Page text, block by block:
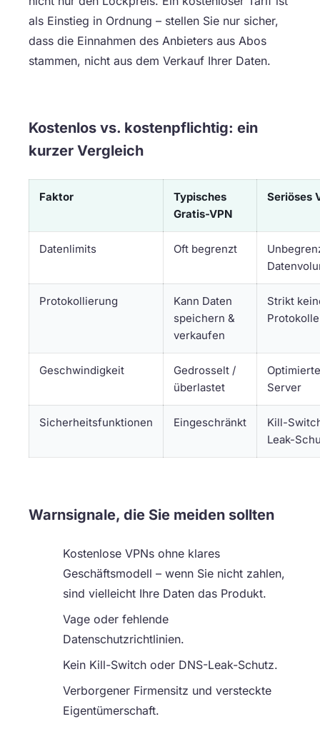
als Einstieg in Ordnung – stellen Sie nur sicher,
dass die Einnahmen des Anbieters aus Abos
stammen, nicht aus dem Verkauf Ihrer Daten.
Kostenlos vs. kostenpflichtig: ein
kurzer Vergleich
Faktor
Typisches
Gratis-VPN
Seriöses
Datenlimits Oft begrenzt
Protokollierung
Kann Daten
speichern &
verkaufen
Strikt
Protokolle
Geschwindigkeit
Gedrosselt /
überlastet
Optimierte
Server
Sicherheitsfunktionen Eingeschränkt
Kill-
Leak-
Warnsignale, die Sie meiden sollten
Kostenlose VPNs ohne klares
Geschäftsmodell – wenn Sie nicht zahlen,
sind vielleicht Ihre Daten das Produkt.
Vage oder fehlende
Datenschutzrichtlinien.
Kein Kill-Switch oder DNS-Leak-Schutz.
Verborgener Firmensitz und versteckte
Eigentümerschaft.